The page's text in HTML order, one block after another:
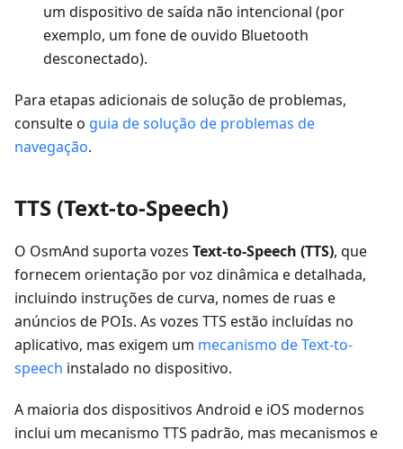
um dispositivo de saída não intencional (por
exemplo, um fone de ouvido Bluetooth
desconectado).
Para etapas adicionais de solução de problemas,
consulte o guia de solução de problemas de
navegação.
TTS (Text-to-Speech)
O OsmAnd suporta vozes Text-to-Speech (TTS), que
fornecem orientação por voz dinâmica e detalhada,
incluindo instruções de curva, nomes de ruas e
anúncios de POIs. As vozes TTS estão incluídas no
aplicativo, mas exigem um mecanismo de Text-to-
speech instalado no dispositivo.
A maioria dos dispositivos Android e iOS modernos
inclui um mecanismo TTS padrão, mas mecanismos e